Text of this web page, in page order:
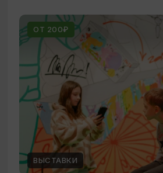
ОТ 200₽
ВЫСТАВКИ